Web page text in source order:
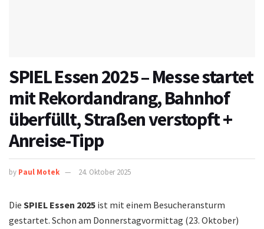
SPIEL Essen 2025 – Messe startet
mit Rekordandrang, Bahnhof
überfüllt, Straßen verstopft +
Anreise-Tipp
by Paul Motek 24. Oktober 2025
Die SPIEL Essen 2025 ist mit einem Besucheransturm
gestartet. Schon am Donnerstagvormittag (23. Oktober)